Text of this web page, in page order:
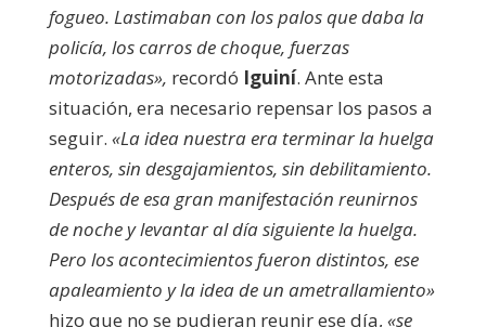
fogueo. Lastimaban con los palos que daba la
policía, los carros de choque, fuerzas
motorizadas», recordó Iguiní. Ante esta
situación, era necesario repensar los pasos a
seguir. «La idea nuestra era terminar la huelga
enteros, sin desgajamientos, sin debilitamiento.
Después de esa gran manifestación reunirnos
de noche y levantar al día siguiente la huelga.
Pero los acontecimientos fueron distintos, ese
apaleamiento y la idea de un ametrallamiento»
hizo que no se pudieran reunir ese día, «se